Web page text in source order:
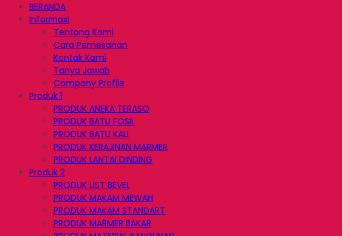
BERANDA
Informasi
Tentang Kami
Cara Pemesanan
Kontak Kami
Tanya Jawab
Company Profile
Produk 1
PRODUK ANEKA TERASO
PRODUK BATU FOSIL
PRODUK BATU KALI
PRODUK KERAJINAN MARMER
PRODUK LANTAI DINDING
Produk 2
PRODUK LIST BEVEL
PRODUK MAKAM MEWAH
PRODUK MAKAM STANDART
PRODUK MARMER BAKAR